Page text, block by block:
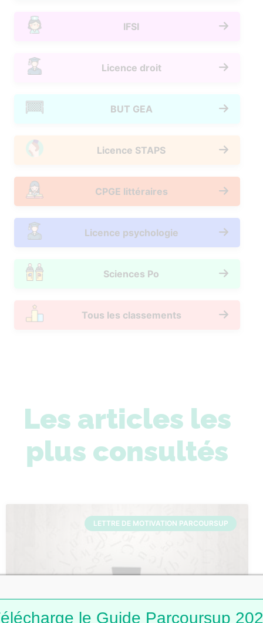
IFSI
Licence droit
BUT GEA
Licence STAPS
CPGE littéraires
Licence psychologie
Sciences Po
Tous les classements
Les articles les
plus consultés
LETTRE DE MOTIVATION PARCOURSUP
le Guide Parcoursup